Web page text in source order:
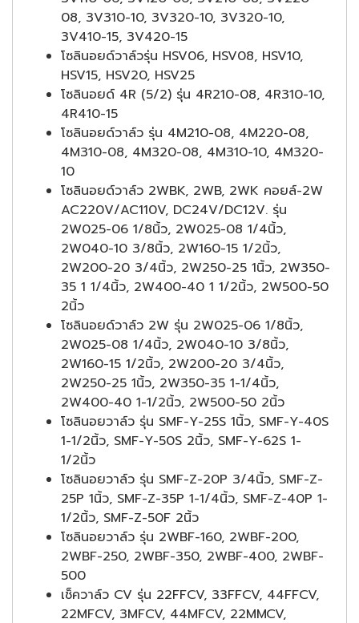
08, 3V310-10, 3V320-10, 3V320-10,
3V410-15, 3V420-15
โซลินอยด์วาล์วรุ่น HSV06, HSV08, HSV10,
HSV15, HSV20, HSV25
โซลินอยด์ 4R (5/2) รุ่น 4R210-08, 4R310-10,
4R410-15
โซลินอยด์วาล์ว รุ่น 4M210-08, 4M220-08,
4M310-08, 4M320-08, 4M310-10, 4M320-
10
โซลินอยด์วาล์ว 2WBK, 2WB, 2WK คอยล์-2W
AC220V/AC110V, DC24V/DC12V. รุ่น
2W025-06 1/8นิ้ว, 2W025-08 1/4นิ้ว,
2W040-10 3/8นิ้ว, 2W160-15 1/2นิ้ว,
2W200-20 3/4นิ้ว, 2W250-25 1นิ้ว, 2W350-
35 1 1/4นิ้ว, 2W400-40 1 1/2นิ้ว, 2W500-50
2นิ้ว
โซลินอยด์วาล์ว 2W รุ่น 2W025-06 1/8นิ้ว,
2W025-08 1/4นิ้ว, 2W040-10 3/8นิ้ว,
2W160-15 1/2นิ้ว, 2W200-20 3/4นิ้ว,
2W250-25 1นิ้ว, 2W350-35 1-1/4นิ้ว,
2W400-40 1-1/2นิ้ว, 2W500-50 2นิ้ว
โซลินอยวาล์ว รุ่น SMF-Y-25S 1นิ้ว, SMF-Y-40S
1-1/2นิ้ว, SMF-Y-50S 2นิ้ว, SMF-Y-62S 1-
1/2นิ้ว
โซลินอยวาล์ว รุ่น SMF-Z-20P 3/4นิ้ว, SMF-Z-
25P 1นิ้ว, SMF-Z-35P 1-1/4นิ้ว, SMF-Z-40P 1-
1/2นิ้ว, SMF-Z-50F 2นิ้ว
โซลินอยวาล์ว รุ่น 2WBF-160, 2WBF-200,
2WBF-250, 2WBF-350, 2WBF-400, 2WBF-
500
เช็ควาล์ว CV รุ่น 22FFCV, 33FFCV, 44FFCV,
22MFCV, 3MFCV, 44MFCV, 22MMCV,